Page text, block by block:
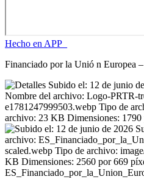
Hecho en APP_
Financiado por la Unió n Europea –